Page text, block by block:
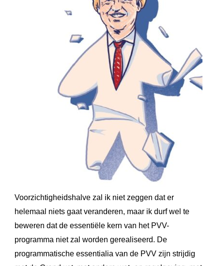
Voorzichtigheidshalve zal ik niet zeggen dat er
helemaal niets gaat veranderen, maar ik durf wel te
beweren dat de essentiële kern van het PVV-
programma niet zal worden gerealiseerd. De
programmatische essentialia van de PVV zijn strijdig